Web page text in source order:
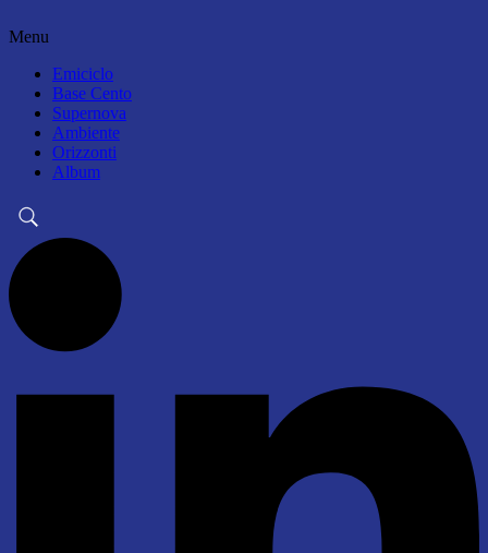
Menu
Emiciclo
Base Cento
Supernova
Ambiente
Orizzonti
Album